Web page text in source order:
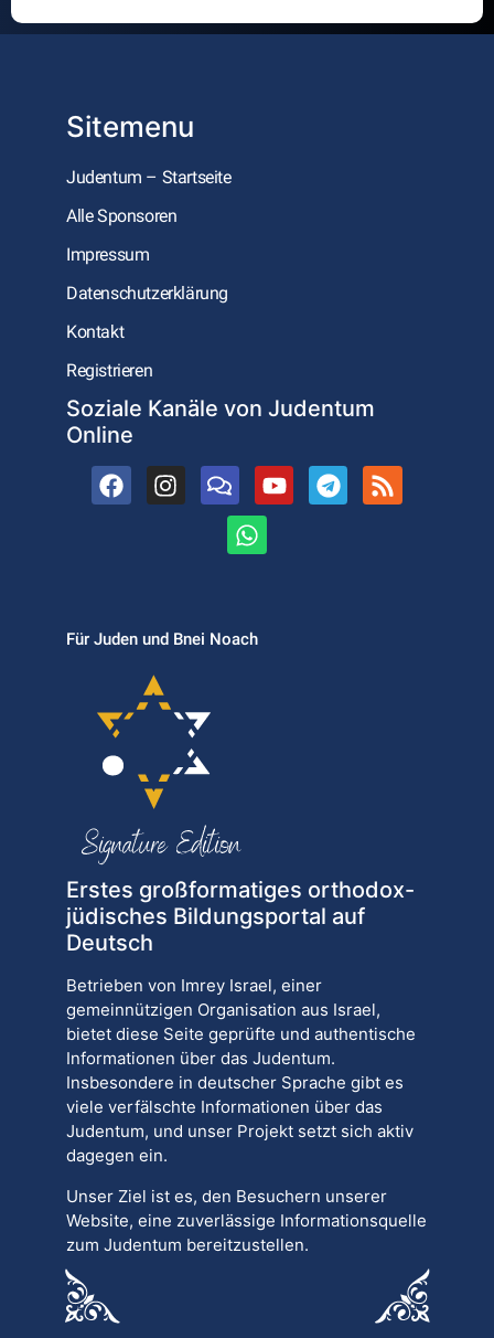
Alternative:
Sitemenu
Judentum – Startseite
Alle Sponsoren
Impressum
Datenschutzerklärung
Kontakt
Registrieren
Soziale Kanäle von Judentum
Online
Für Juden und Bnei Noach
Erstes großformatiges orthodox-
jüdisches Bildungsportal auf
Deutsch
Betrieben von Imrey Israel, einer
gemeinnützigen Organisation aus Israel,
bietet diese Seite geprüfte und authentische
Informationen über das Judentum.
Insbesondere in deutscher Sprache gibt es
viele verfälschte Informationen über das
Judentum, und unser Projekt setzt sich aktiv
dagegen ein.
Unser Ziel ist es, den Besuchern unserer
Website, eine zuverlässige Informationsquelle
zum Judentum bereitzustellen.